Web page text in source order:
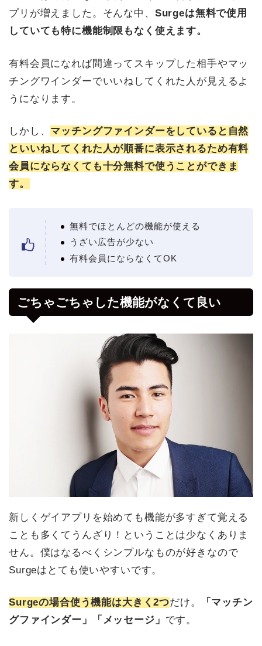
プリが増えました。そんな中、 Surgeは無料で使用
していても特に機能制限もなく使えます。
有料会員になれば間違ってスキップした相手やマッ
チングワインダーでいいねしてくれた人が見えるよ
うになります。
しかし、 マッチングファインダーをしていると自然
といいねしてくれた人が順番に表示されるため有料
会員にならなくても十分無料で使うことができま
す。
無料でほとんどの機能が使える
うざい広告が少ない
有料会員にならなくてOK
ごちゃごちゃした機能がなくて良い
新しくゲイアプリを始めても機能が多すぎて覚える
ことも多くてうんざり！ということは少なくありま
せん。僕はなるべくシンプルなものが好きなので
Surgeはとても使いやすいです。
Surgeの場合使う機能は大きく2つだけ。
「マッチン
グファインダー」「メッセージ」 です。